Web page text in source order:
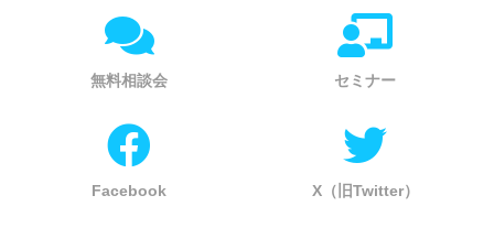
無料相談会 セミナー
Facebook X（旧Twitter）